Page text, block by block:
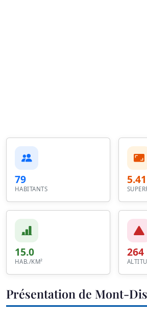
79
HABITANTS
15.0
HAB./KM²
264
Présentation de Mont-